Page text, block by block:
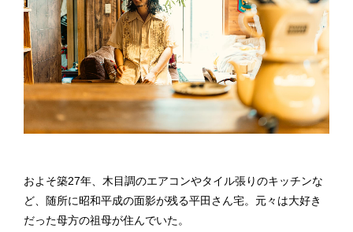
およそ築27年、木目調のエアコンやタイル張りのキッチンな
ど、随所に昭和平成の面影が残る平田さん宅。元々は大好き
だった母方の祖母が住んでいた。